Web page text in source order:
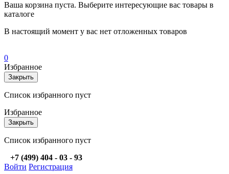
Ваша корзина пуста. Выберите интересующие вас товары в
каталоге
В настоящий момент у вас нет отложенных товаров
0
Избранное
Закрыть
Список избранного пуст
Избранное
Закрыть
Список избранного пуст
+7 (499) 404 - 03 - 93
Войти Регистрация